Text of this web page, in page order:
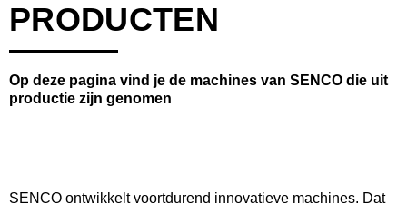
PRODUCTEN
Op deze pagina vind je de machines van SENCO die uit
productie zijn genomen
SENCO ontwikkelt voortdurend innovatieve machines. Dat